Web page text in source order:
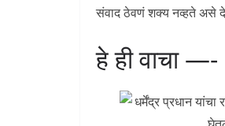
संवाद ठेवणं शक्य नव्हते असे
हे ही वाचा —-